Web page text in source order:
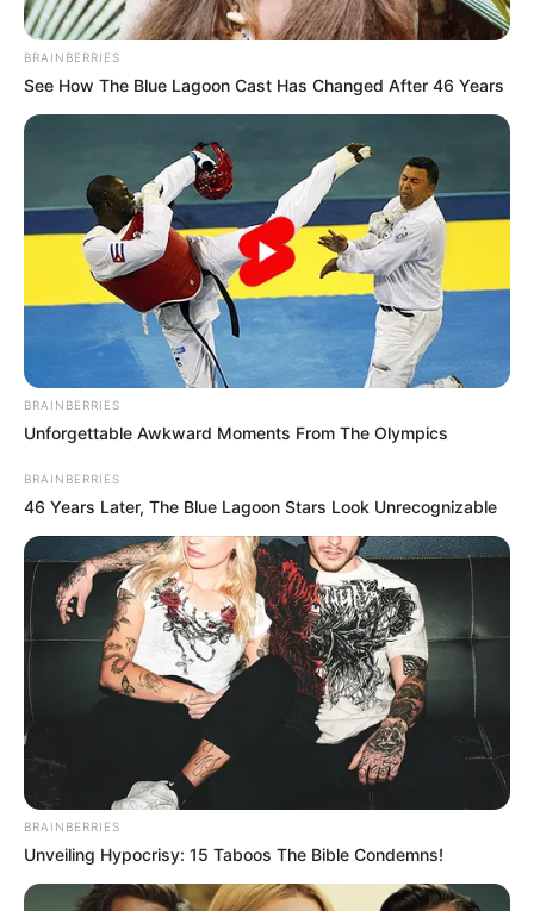
BRAINBERRIES
See How The Blue Lagoon Cast Has Changed After 46 Years
BRAINBERRIES
Unforgettable Awkward Moments From The Olympics
BRAINBERRIES
46 Years Later, The Blue Lagoon Stars Look Unrecognizable
BRAINBERRIES
Unveiling Hypocrisy: 15 Taboos The Bible Condemns!